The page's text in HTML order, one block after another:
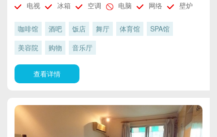
电视
冰箱 空调 电脑 网络 壁炉
咖啡馆 酒吧 饭店 舞厅 体育馆
SPA馆
美容院
购物 音乐厅
查看详情